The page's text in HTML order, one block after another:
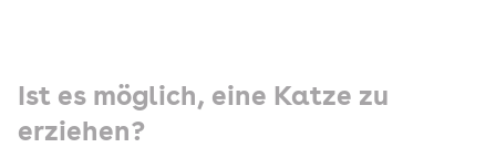
Ist es möglich, eine Katze zu
erziehen?